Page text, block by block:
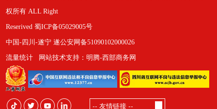
权所有 ALL Right
Reserived 蜀ICP备05029005号
中国-四川-遂宁 遂公安网备51090102000026
流量统计 网站技术支持：明腾-西部商务网
-- 友情链接 --